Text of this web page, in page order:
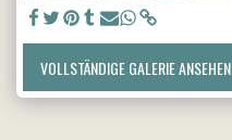
VOLLSTÄNDIGE GALERIE ANSEHEN